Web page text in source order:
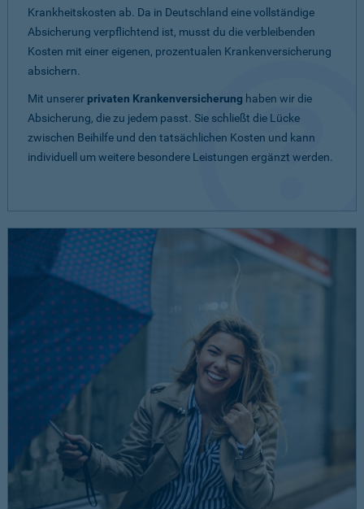
Krankheitskosten ab. Da in Deutschland eine vollständige
Absicherung verpflichtend ist, musst du die verbleibenden
Kosten mit einer eigenen, prozentualen Krankenversicherung
absichern.
Mit unserer privaten Krankenversicherung haben wir die
Absicherung, die zu jedem passt. Sie schließt die Lücke
zwischen Beihilfe und den tatsächlichen Kosten und kann
individuell um weitere besondere Leistungen ergänzt werden.